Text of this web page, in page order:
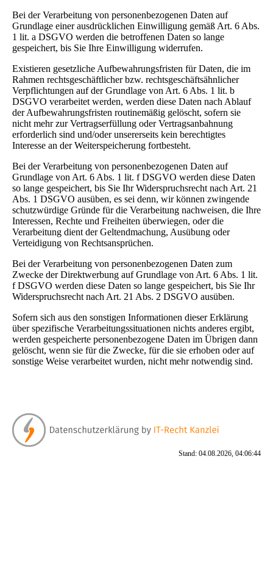
Bei der Verarbeitung von personenbezogenen Daten auf
Grundlage einer ausdrücklichen Einwilligung gemäß Art. 6 Abs.
1 lit. a DSGVO werden die betroffenen Daten so lange
gespeichert, bis Sie Ihre Einwilligung widerrufen.
Existieren gesetzliche Aufbewahrungsfristen für Daten, die im
Rahmen rechtsgeschäftlicher bzw. rechtsgeschäftsähnlicher
Verpflichtungen auf der Grundlage von Art. 6 Abs. 1 lit. b
DSGVO verarbeitet werden, werden diese Daten nach Ablauf
der Aufbewahrungsfristen routinemäßig gelöscht, sofern sie
nicht mehr zur Vertragserfüllung oder Vertragsanbahnung
erforderlich sind und/oder unsererseits kein berechtigtes
Interesse an der Weiterspeicherung fortbesteht.
Bei der Verarbeitung von personenbezogenen Daten auf
Grundlage von Art. 6 Abs. 1 lit. f DSGVO werden diese Daten
so lange gespeichert, bis Sie Ihr Widerspruchsrecht nach Art. 21
Abs. 1 DSGVO ausüben, es sei denn, wir können zwingende
schutzwürdige Gründe für die Verarbeitung nachweisen, die Ihre
Interessen, Rechte und Freiheiten überwiegen, oder die
Verarbeitung dient der Geltendmachung, Ausübung oder
Verteidigung von Rechtsansprüchen.
Bei der Verarbeitung von personenbezogenen Daten zum
Zwecke der Direktwerbung auf Grundlage von Art. 6 Abs. 1 lit.
f DSGVO werden diese Daten so lange gespeichert, bis Sie Ihr
Widerspruchsrecht nach Art. 21 Abs. 2 DSGVO ausüben.
Sofern sich aus den sonstigen Informationen dieser Erklärung
über spezifische Verarbeitungssituationen nichts anderes ergibt,
werden gespeicherte personenbezogene Daten im Übrigen dann
gelöscht, wenn sie für die Zwecke, für die sie erhoben oder auf
sonstige Weise verarbeitet wurden, nicht mehr notwendig sind.
Stand: 04.08.2026, 04:06:44